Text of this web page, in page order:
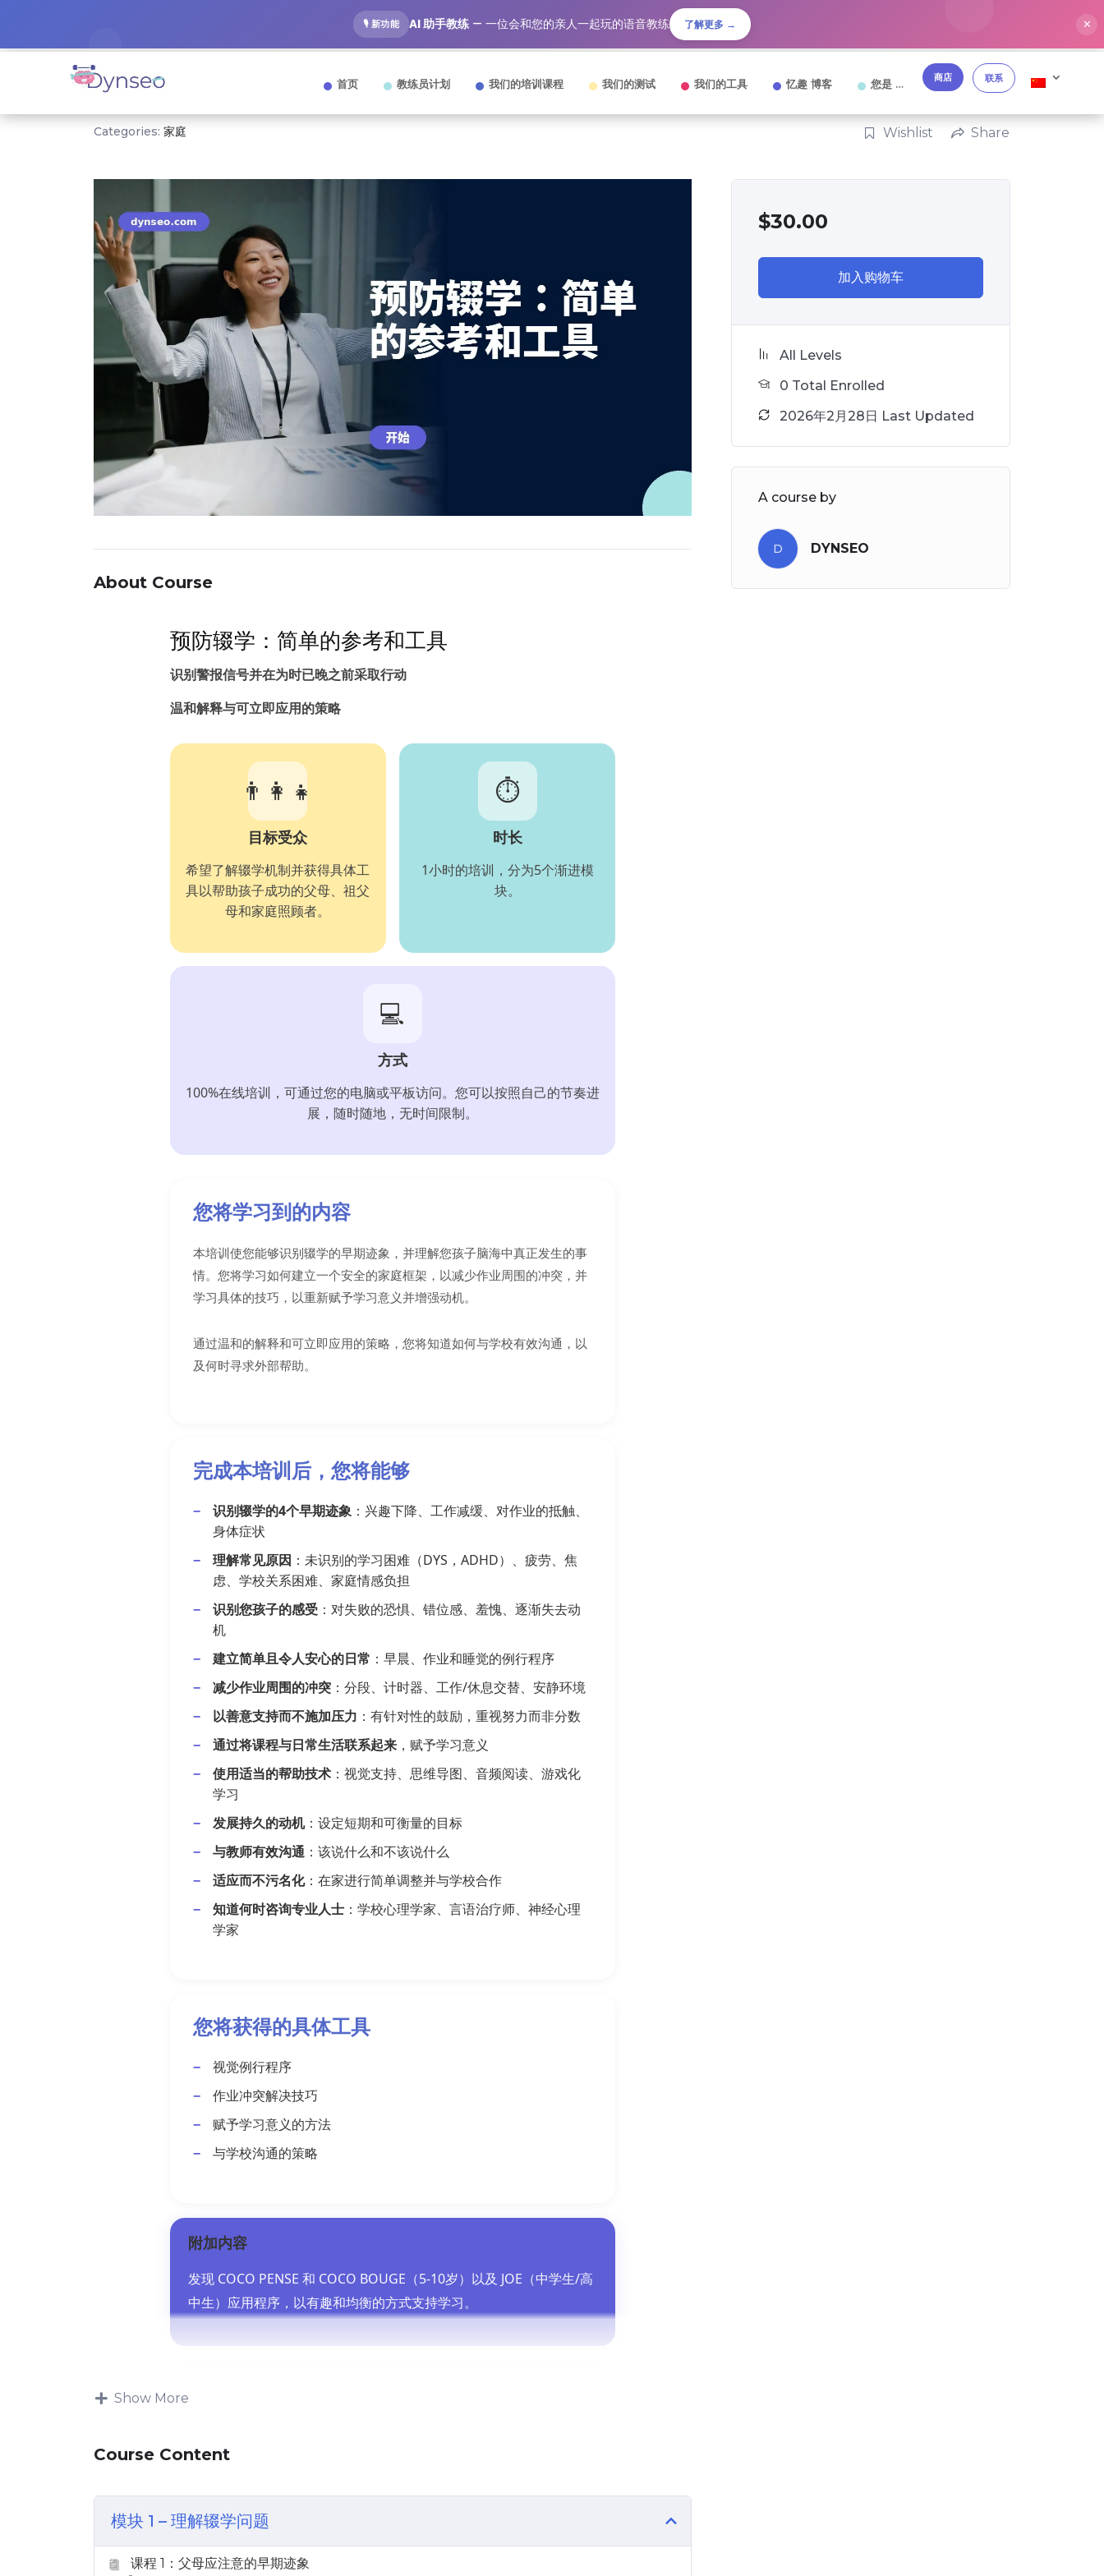
🎙️ 新功能 AI 助手教练 — 一位会和您的亲人一起玩的语音教练 了解更多 → ✕
首页 教练员计划 我们的培训课程 我们的测试 我们的工具 忆趣 博客 您是 … 商店 联系
Categories: 家庭 Wishlist Share
About Course
预防辍学：简单的参考和工具
识别警报信号并在为时已晚之前采取行动
温和解释与可立即应用的策略
👨‍👩‍👧
目标受众
希望了解辍学机制并获得具体工
具以帮助孩子成功的父母、祖父
母和家庭照顾者。
⏱️
时长
1小时的培训，分为5个渐进模
块。
💻
方式
100%在线培训，可通过您的电脑或平板访问。您可以按照自己的节奏进
展，随时随地，无时间限制。
您将学习到的内容
本培训使您能够识别辍学的早期迹象，并理解您孩子脑海中真正发生的事
情。您将学习如何建立一个安全的家庭框架，以减少作业周围的冲突，并
学习具体的技巧，以重新赋予学习意义并增强动机。
通过温和的解释和可立即应用的策略，您将知道如何与学校有效沟通，以
及何时寻求外部帮助。
完成本培训后，您将能够
识别辍学的4个早期迹象：兴趣下降、工作减缓、对作业的抵触、
身体症状
理解常见原因 ：未识别的学习困难（DYS，ADHD）、疲劳、焦
虑、学校关系困难、家庭情感负担
识别您孩子的感受：对失败的恐惧、错位感、羞愧、逐渐失去动
机
建立简单且令人安心的日常 ：早晨、作业和睡觉的例行程序
减少作业周围的冲突：分段、计时器、工作/休息交替、安静环境
以善意支持而不施加压力 ：有针对性的鼓励，重视努力而非分数
通过将课程与日常生活联系起来，赋予学习意义
使用适当的帮助技术：视觉支持、思维导图、音频阅读、游戏化
学习
发展持久的动机：设定短期和可衡量的目标
与教师有效沟通：该说什么和不该说什么
适应而不污名化：在家进行简单调整并与学校合作
知道何时咨询专业人士：学校心理学家、言语治疗师、神经心理
学家
您将获得的具体工具
视觉例行程序
作业冲突解决技巧
赋予学习意义的方法
与学校沟通的策略
附加内容
发现 COCO PENSE 和 COCO BOUGE（5-10岁）以及 JOE（中学生/高
中生）应用程序，以有趣和均衡的方式支持学习。
Show More
Course Content
模块 1 – 理解辍学问题
课程 1：父母应注意的早期迹象
$30.00
加入购物车
All Levels
0 Total Enrolled
2026年2月28日 Last Updated
A course by
D DYNSEO